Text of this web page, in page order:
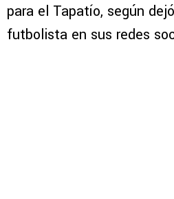
para el Tapatío, según
futbolista en sus redes